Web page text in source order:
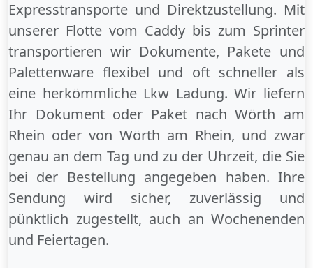
Expresstransporte und Direktzustellung. Mit
unserer Flotte vom Caddy bis zum Sprinter
transportieren wir Dokumente, Pakete und
Palettenware flexibel und oft schneller als
eine herkömmliche Lkw Ladung. Wir liefern
Ihr Dokument oder Paket nach Wörth am
Rhein oder von Wörth am Rhein, und zwar
genau an dem Tag und zu der Uhrzeit, die Sie
bei der Bestellung angegeben haben. Ihre
Sendung wird sicher, zuverlässig und
pünktlich zugestellt, auch an Wochenenden
und Feiertagen.